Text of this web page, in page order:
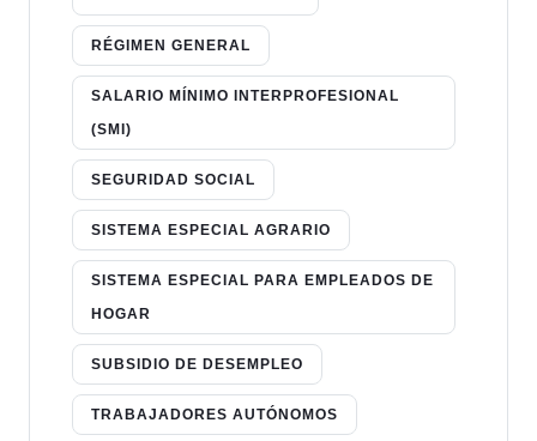
RÉGIMEN GENERAL
SALARIO MÍNIMO INTERPROFESIONAL
(SMI)
SEGURIDAD SOCIAL
SISTEMA ESPECIAL AGRARIO
SISTEMA ESPECIAL PARA EMPLEADOS DE
HOGAR
SUBSIDIO DE DESEMPLEO
TRABAJADORES AUTÓNOMOS